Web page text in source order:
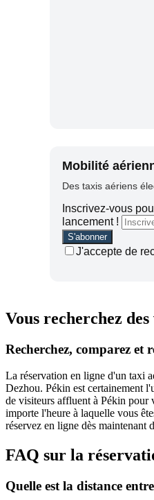
Mobilité
Des taxis aériens
Inscrivez-vous
lancement !
J'accepte de
Vous recherchez
Recherchez, comparez et
La réservation en ligne d'un taxi
Dezhou. Pékin est certainement
de visiteurs affluent à Pékin pour
importe l'heure à laquelle vous
réservez en ligne dès maintenant
FAQ sur la
Quelle est la distance